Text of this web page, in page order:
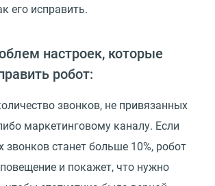
его исправить.
настроек, которые
робот:
звонков, не привязанных
маркетинговому каналу. Если
звонков станет больше 10%, робот
и покажет, что нужно